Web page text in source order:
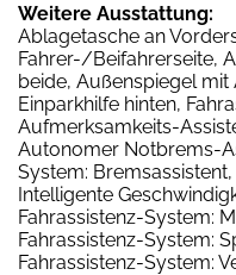
Weitere Ausstattung:
Ablagetasche an
Fahrer-/Beifahrerseite,
beide, Außenspiegel
Einparkhilfe hinten,
Aufmerksamkeits-
Autonomer Notbrems-
System:
Intelligente
Fahrassistenz-System:
Fahrassistenz-System:
Fahrassistenz-System: